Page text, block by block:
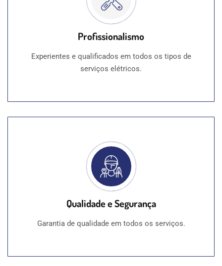
Profissionalismo
Experientes e qualificados em todos os tipos de
serviços elétricos.
Qualidade e Segurança
Garantia de qualidade em todos os serviços.